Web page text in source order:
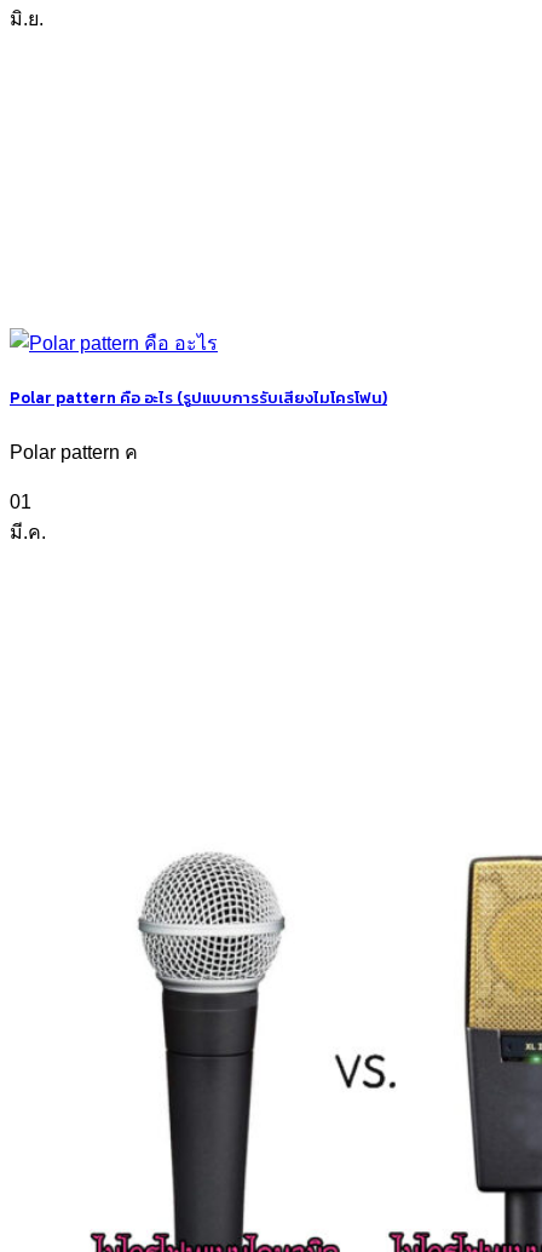
มิ.ย.
Polar pattern คือ อะไร (รูปแบบการรับเสียงไมโครโฟน)
Polar pattern ค
01
มี.ค.